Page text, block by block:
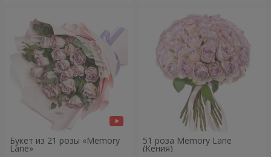
Букет из 21 розы «Memory
Lane»
51 роза Memory Lane
(Кения)